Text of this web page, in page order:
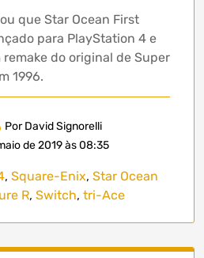
que Star Ocean First
para PlayStation 4 e
do original de Super
1996.
Por David Signorelli
de 2019 às 08:35
, Square-Enix, Star Ocean
R, Switch, tri-Ace